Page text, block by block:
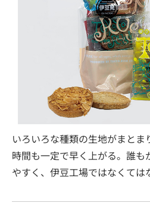
いろいろな種類の生地がまと
時間も一定で早く上がる。誰
やすく、伊豆工場ではなくては